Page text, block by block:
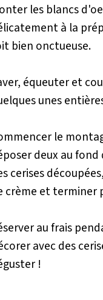
les blancs
à la
bien onctueuse.
équeuter et
unes
le
deux au
cerises
crème et terminer
au frais
avec des
!